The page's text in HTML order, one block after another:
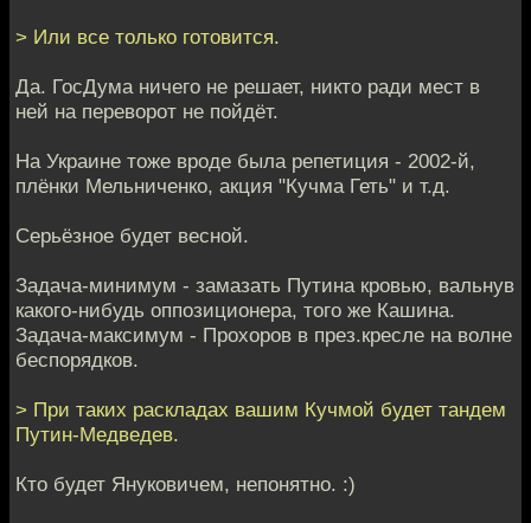
> Или все только готовится.
Да. ГосДума ничего не решает, никто ради мест в
ней на переворот не пойдёт.
На Украине тоже вроде была репетиция - 2002-й,
плёнки Мельниченко, акция "Кучма Геть" и т.д.
Серьёзное будет весной.
Задача-минимум - замазать Путина кровью, вальнув
какого-нибудь оппозиционера, того же Кашина.
Задача-максимум - Прохоров в през.кресле на волне
беспорядков.
> При таких раскладах вашим Кучмой будет тандем
Путин-Медведев.
Кто будет Януковичем, непонятно. :)